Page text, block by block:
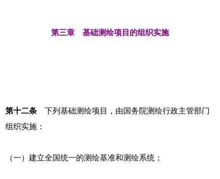
第三章 基础测绘项目的组织实施
第十二条 下列基础测绘项目，由国务院测绘行政主管部门
组织实施：
（一）建立全国统一的测绘基准和测绘系统；